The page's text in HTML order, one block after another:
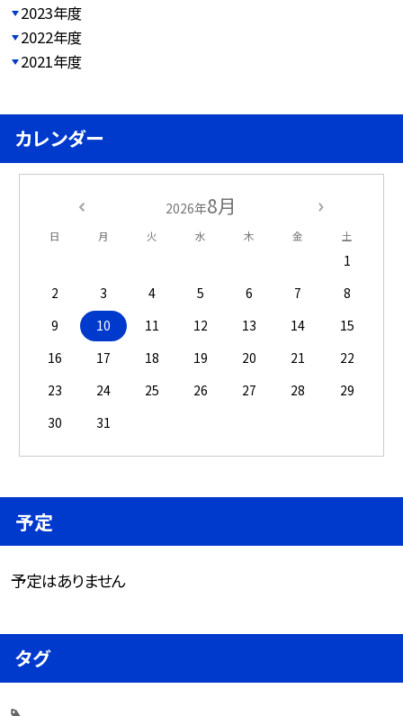
2023年度
2022年度
2021年度
カレンダー
2026年8月
日 月 火 水 木 金 土
1
2
3 4 5 6 7
8
9
10 11 12 13 14
15
16
17 18 19 20 21
22
23
24 25 26 27 28
29
30
31
予定
予定はありません
タグ